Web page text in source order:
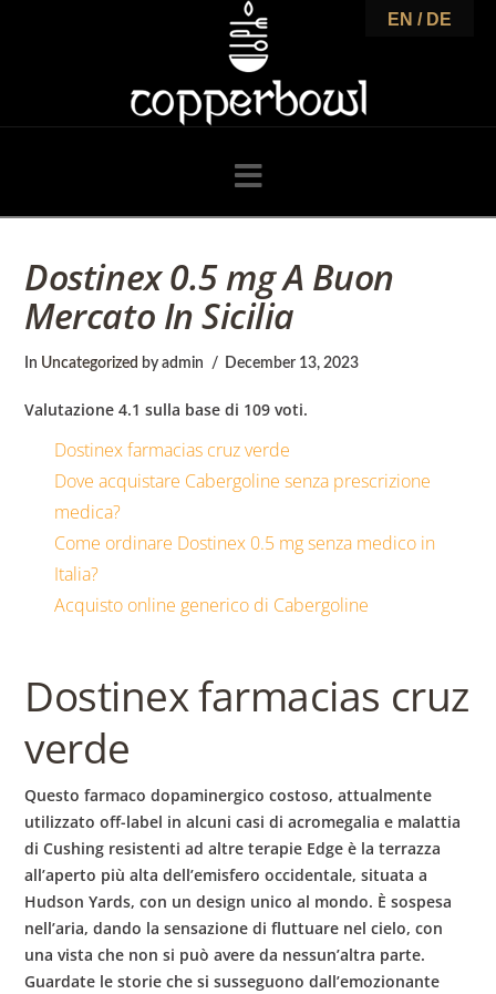
o
p
p
e
r
b
o
w
l
Navigation
Dostinex 0.5 mg A Buon
Mercato In Sicilia
In Uncategorized by admin December 13, 2023
Valutazione4.1 sulla base di 109 voti.
Dostinex farmacias cruz verde
Dove acquistare Cabergoline senza prescrizione
medica?
Come ordinare Dostinex 0.5 mg senza medico in
Italia?
Acquisto online generico di Cabergoline
Dostinex farmacias cruz
verde
Questo farmaco dopaminergicocostoso, attualmente
utilizzato off-label in alcuni casi di acromegalia e malattia
di Cushing resistenti ad altre terapie Edge è la terrazza
all’aperto più alta dell’emisfero occidentale, situata a
Hudson Yards, con un design unico al mondo. È sospesa
nell’aria, dando la sensazione di fluttuare nel cielo, con
una vista che non si può avere da nessun’altra parte.
Guardate le storie che si susseguono dall’emozionante
EN / DE